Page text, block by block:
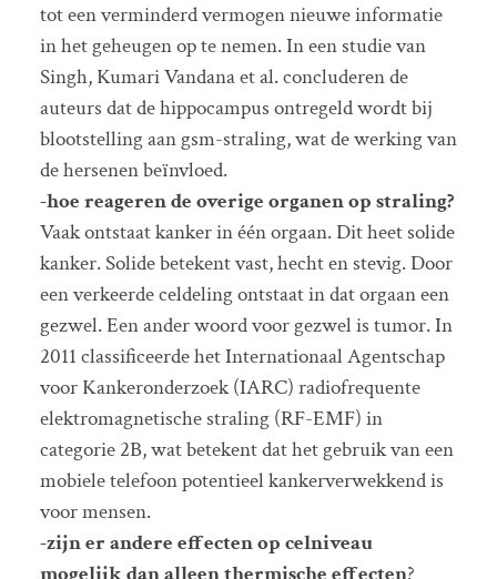
tot een verminderd vermogen nieuwe informatie
in het geheugen op te nemen. In een studie van
Singh, Kumari Vandana et al. concluderen de
auteurs dat de hippocampus ontregeld wordt bij
blootstelling aan gsm-straling, wat de werking van
de hersenen beïnvloed.
-hoe reageren de overige organen op straling?
Vaak ontstaat kanker in één orgaan. Dit heet solide
kanker. Solide betekent vast, hecht en stevig. Door
een verkeerde celdeling ontstaat in dat orgaan een
gezwel. Een ander woord voor gezwel is tumor. In
2011 classificeerde het Internationaal Agentschap
voor Kankeronderzoek (IARC) radiofrequente
elektromagnetische straling (RF-EMF) in
categorie 2B, wat betekent dat het gebruik van een
mobiele telefoon potentieel kankerverwekkend is
voor mensen.
-zijn er andere effecten op celniveau